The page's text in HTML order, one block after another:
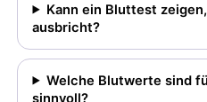
Kann ein Bluttest
ausbricht?
Welche Blutwerte sind
sinnvoll?